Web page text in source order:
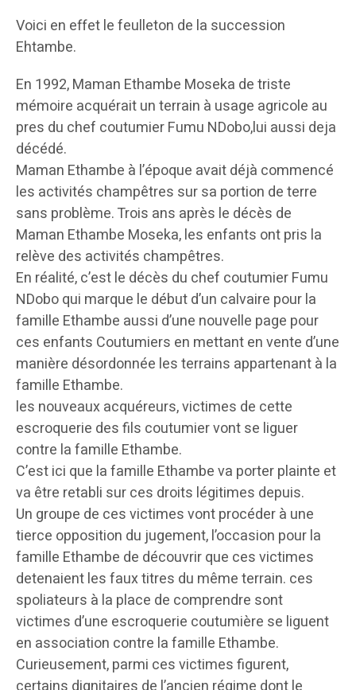
Voici en effet le feulleton de la succession
Ehtambe.
En 1992, Maman Ethambe Moseka de triste
mémoire acquérait un terrain à usage agricole au
pres du chef coutumier Fumu NDobo,lui aussi deja
décédé.
Maman Ethambe à l’époque avait déjà commencé
les activités champêtres sur sa portion de terre
sans problème. Trois ans après le décès de
Maman Ethambe Moseka, les enfants ont pris la
relève des activités champêtres.
En réalité, c’est le décès du chef coutumier Fumu
NDobo qui marque le début d’un calvaire pour la
famille Ethambe aussi d’une nouvelle page pour
ces enfants Coutumiers en mettant en vente d’une
manière désordonnée les terrains appartenant à la
famille Ethambe.
les nouveaux acquéreurs, victimes de cette
escroquerie des fils coutumier vont se liguer
contre la famille Ethambe.
C’est ici que la famille Ethambe va porter plainte et
va être retabli sur ces droits légitimes depuis.
Un groupe de ces victimes vont procéder à une
tierce opposition du jugement, l’occasion pour la
famille Ethambe de découvrir que ces victimes
detenaient les faux titres du même terrain. ces
spoliateurs à la place de comprendre sont
victimes d’une escroquerie coutumière se liguent
en association contre la famille Ethambe.
Curieusement, parmi ces victimes figurent,